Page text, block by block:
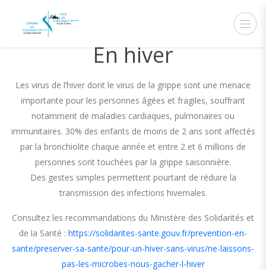
En hiver
Les virus de l’hiver dont le virus de la grippe sont une menace
importante pour les personnes âgées et fragiles, souffrant
notamment de maladies cardiaques, pulmonaires ou
immunitaires. 30% des enfants de moins de 2 ans sont affectés
par la bronchiolite chaque année et entre 2 et 6 millions de
personnes sont touchées par la grippe saisonnière.
Des gestes simples permettent pourtant de réduire la
transmission des infections hivernales.
Consultez les recommandations du Ministère des Solidarités et
de la Santé : https://solidarites-sante.gouv.fr/prevention-en-
sante/preserver-sa-sante/pour-un-hiver-sans-virus/ne-laissons-
pas-les-microbes-nous-gacher-l-hiver